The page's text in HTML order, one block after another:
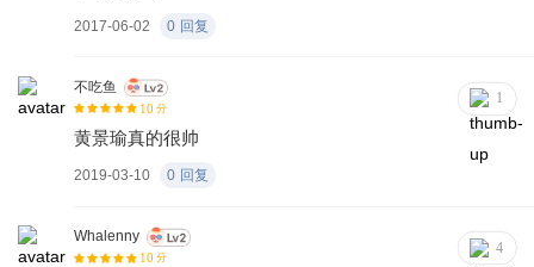
2017-06-02 0 回复
不吃鱼
10 分
1
黄景瑜真的很帅
2019-03-10 0 回复
Whalenny
10 分
4